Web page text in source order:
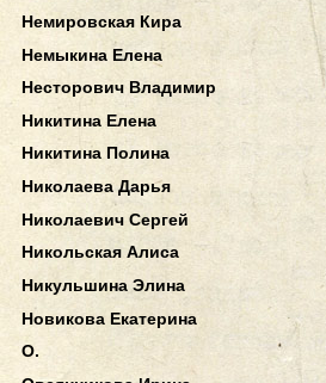
Немировская Кира
Немыкина Елена
Несторович Владимир
Никитина Елена
Никитина Полина
Николаева Дарья
Николаевич Сергей
Никольская Алиса
Никульшина Элина
Новикова Екатерина
О.